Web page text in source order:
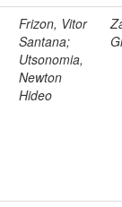
Frizon, Vitor
Santana;
Utsonomia,
Newton
Hideo